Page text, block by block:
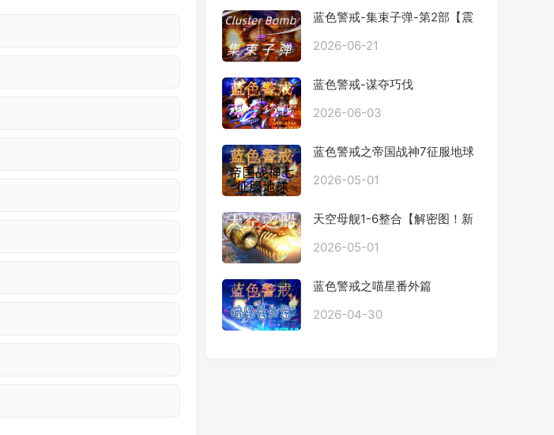
蓝色警戒-集束子弹-第2部【震
2026-06-21
蓝色警戒-谋夺巧伐
2026-06-03
蓝色警戒之帝国战神7征服地球
2026-05-01
天空母舰1-6整合【解密图！新
2026-05-01
蓝色警戒之喵星番外篇
2026-04-30